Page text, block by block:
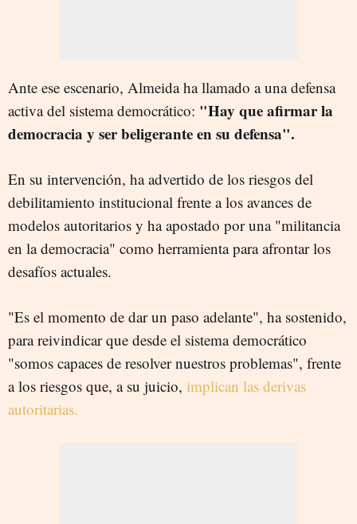
Ante ese escenario, Almeida ha llamado a una defensa
activa del sistema democrático: "Hay que afirmar la
democracia y ser beligerante en su defensa".
En su intervención, ha advertido de los riesgos del
debilitamiento institucional frente a los avances de
modelos autoritarios y ha apostado por una "militancia
en la democracia" como herramienta para afrontar los
desafíos actuales.
"Es el momento de dar un paso adelante", ha sostenido,
para reivindicar que desde el sistema democrático
"somos capaces de resolver nuestros problemas", frente
a los riesgos que, a su juicio, implican las derivas
autoritarias.